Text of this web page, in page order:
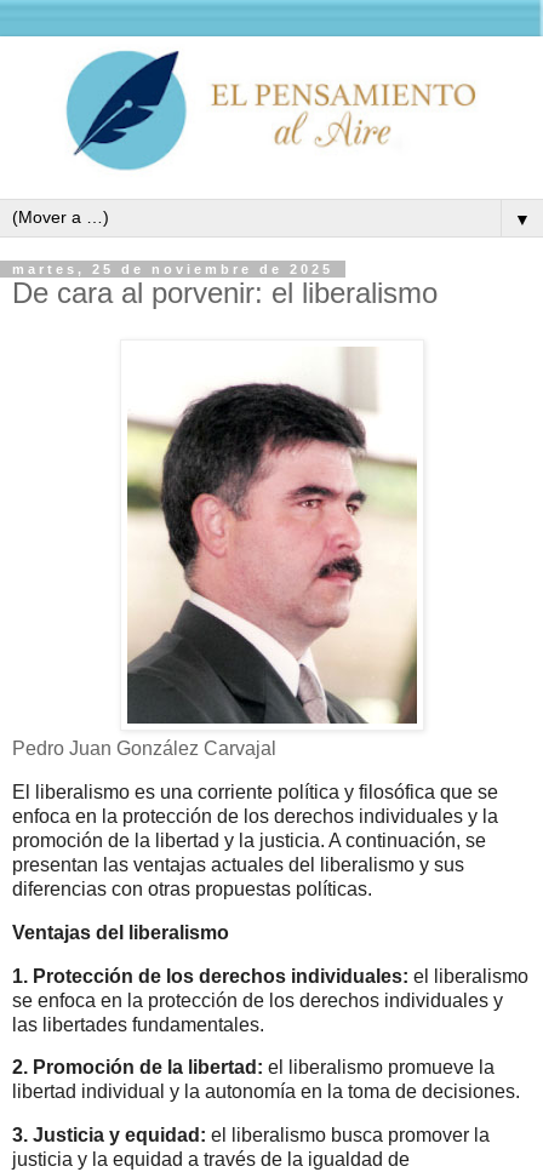
▼
martes, 25 de noviembre de 2025
De cara al porvenir: el liberalismo
Pedro Juan González Carvajal
El liberalismo es una corriente política y filosófica que se
enfoca en la protección de los derechos individuales y la
promoción de la libertad y la justicia. A continuación, se
presentan las ventajas actuales del liberalismo y sus
diferencias con otras propuestas políticas.
Ventajas del liberalismo
1. Protección de los derechos individuales: el liberalismo
se enfoca en la protección de los derechos individuales y
las libertades fundamentales.
2. Promoción de la libertad: el liberalismo promueve la
libertad individual y la autonomía en la toma de decisiones.
3. Justicia y equidad: el liberalismo busca promover la
justicia y la equidad a través de la igualdad de